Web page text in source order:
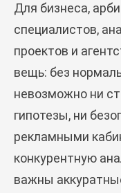
Для бизнеса,
специалистов,
проектов и
вещь: без
невозможно ни
гипотезы, ни
рекламными
конкурентную
важны